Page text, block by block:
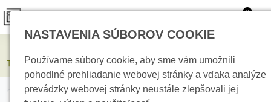
0
Termofol vykurovacia rohož TF-OHMAT/300/450 1.5m²
NASTAVENIA SÚBOROV COOKIE
Používame súbory cookie, aby sme vám umožnili
pohodlné prehliadanie webovej stránky a vďaka analýze
prevádzky webovej stránky neustále zlepšovali jej